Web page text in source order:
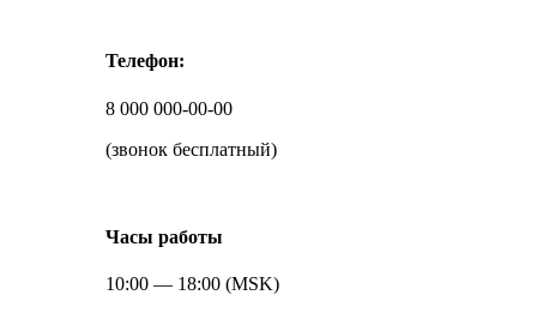
Телефон:
8 000 000-00-00
(звонок бесплатный)
Часы работы
10:00 — 18:00 (MSK)